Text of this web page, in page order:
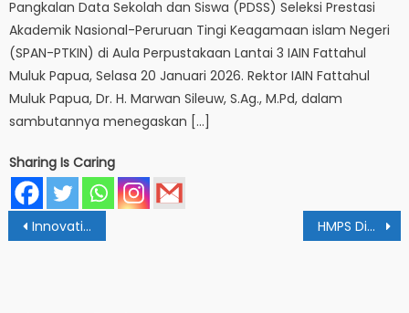
Pangkalan Data Sekolah dan Siswa (PDSS) Seleksi Prestasi
Akademik Nasional-Peruruan Tingi Keagamaan islam Negeri
(SPAN-PTKIN) di Aula Perpustakaan Lantai 3 IAIN Fattahul
Muluk Papua, Selasa 20 Januari 2026. Rektor IAIN Fattahul
Muluk Papua, Dr. H. Marwan Sileuw, S.Ag., M.Pd, dalam
sambutannya menegaskan […]
Sharing Is Caring
Post
navigation
Innovative Mathematic Learning, Pendidik Harus Gunakan Alat Peraga HMPS Didorong Ikut Majukan Prodi dan Fakultas